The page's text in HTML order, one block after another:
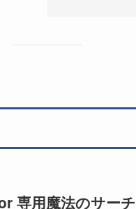
専用魔法のサーチ